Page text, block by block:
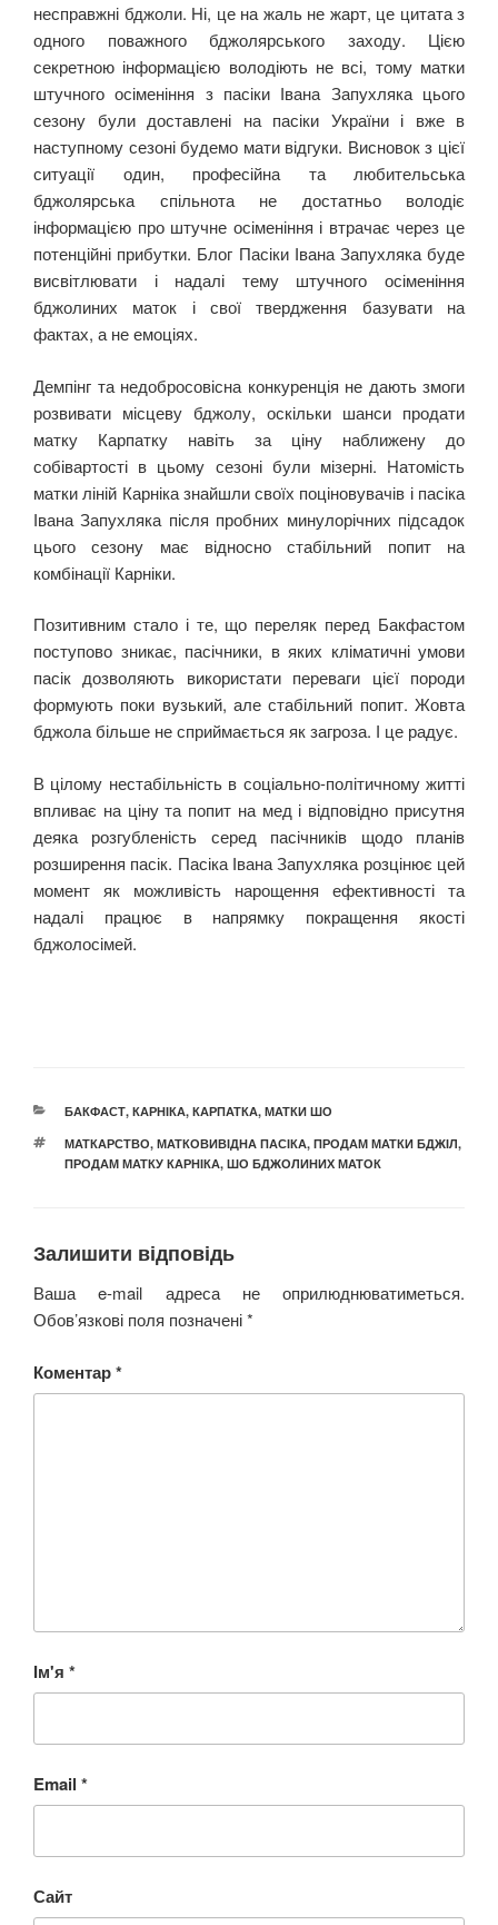
несправжні бджоли. Ні, це на жаль не жарт, це цитата з
одного поважного бджолярського заходу. Цією
секретною інформацією володіють не всі, тому матки
штучного осіменіння з пасіки Івана Запухляка цього
сезону були доставлені на пасіки України і вже в
наступному сезоні будемо мати відгуки. Висновок з цієї
ситуації один, професійна та любительська
бджолярська спільнота не достатньо володіє
інформацією про штучне осіменіння і втрачає через це
потенційні прибутки. Блог Пасіки Івана Запухляка буде
висвітлювати і надалі тему штучного осіменіння
бджолиних маток і свої твердження базувати на
фактах, а не емоціях.
Демпінг та недобросовісна конкуренція не дають змоги
розвивати місцеву бджолу, оскільки шанси продати
матку Карпатку навіть за ціну наближену до
собівартості в цьому сезоні були мізерні. Натомість
матки ліній Карніка знайшли своїх поціновувачів і пасіка
Івана Запухляка після пробних минулорічних підсадок
цього сезону має відносно стабільний попит на
комбінації Карніки.
Позитивним стало і те, що переляк перед Бакфастом
поступово зникає, пасічники, в яких кліматичні умови
пасік дозволяють використати переваги цієї породи
формують поки вузький, але стабільний попит. Жовта
бджола більше не сприймається як загроза. І це радує.
В цілому нестабільність в соціально-політичному житті
впливає на ціну та попит на мед і відповідно присутня
деяка розгубленість серед пасічників щодо планів
розширення пасік. Пасіка Івана Запухляка розцінює цей
момент як можливість нарощення ефективності та
надалі працює в напрямку покращення якості
бджолосімей.
КАТЕГОРІЇ
БАКФАСТ, КАРНІКА, КАРПАТКА, МАТКИ ШО
ПОЗНАЧКИ
МАТКАРСТВО, МАТКОВИВІДНА ПАСІКА, ПРОДАМ МАТКИ БДЖІЛ,
ПРОДАМ МАТКУ КАРНІКА, ШО БДЖОЛИНИХ МАТОК
Залишити відповідь
Ваша e-mail адреса не оприлюднюватиметься.
Обов’язкові поля позначені*
Коментар*
Ім'я *
Email *
Сайт